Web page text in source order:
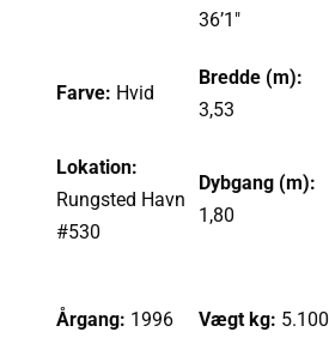
36’1″
Farve: Hvid
Bredde (m):
3,53
Lokation:
Rungsted Havn
#530
Dybgang (m):
1,80
Årgang: 1996 Vægt kg: 5.100